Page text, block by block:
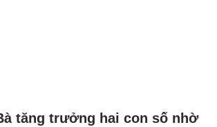
tăng trưởng hai con số nhờ